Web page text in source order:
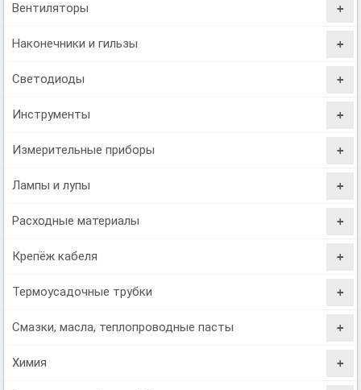
Вентиляторы
Наконечники и гильзы
Светодиоды
Инструменты
Измерительные приборы
Лампы и лупы
Расходные материалы
Крепёж кабеля
Термоусадочные трубки
Смазки, масла, теплопроводные пасты
Химия